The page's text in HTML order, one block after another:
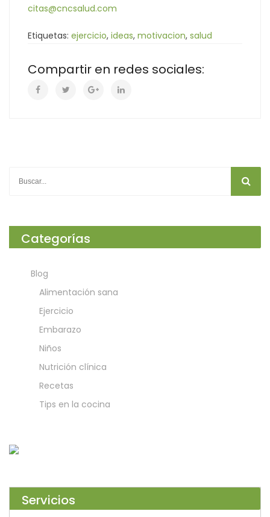
citas@cncsalud.com
Etiquetas: ejercicio, ideas, motivacion, salud
Compartir en redes sociales:
Categorías
Blog
Alimentación sana
Ejercicio
Embarazo
Niños
Nutrición clínica
Recetas
Tips en la cocina
Servicios